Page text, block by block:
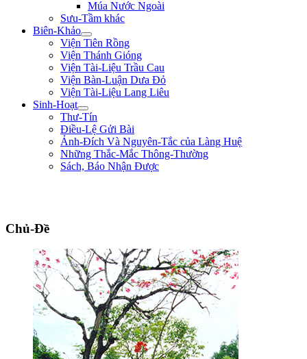
Múa Nước Ngoài
Sưu-Tầm khác
Biên-Khảo
Viện Tiên Rồng
Viện Thánh Gióng
Viện Tài-Liệu Trầu Cau
Viện Bàn-Luận Dưa Đỏ
Viện Tài-Liệu Lang Liêu
Sinh-Hoạt
Thư-Tín
Điều-Lệ Gửi Bài
Ảnh-Đích Và Nguyên-Tắc của Làng Huệ
Những Thắc-Mắc Thông-Thường
Sách, Báo Nhận Được
Chủ-Đề